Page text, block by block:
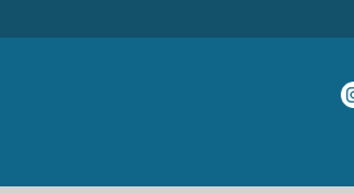
Formulário de busca